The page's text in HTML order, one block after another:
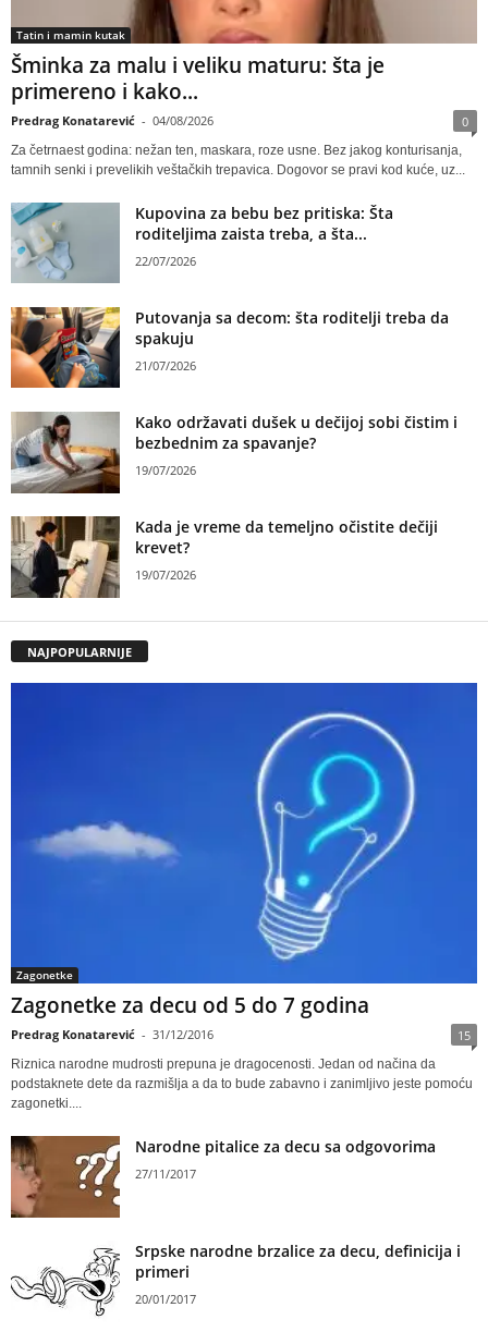
Tatin i mamin kutak
Šminka za malu i veliku maturu: šta je
primereno i kako...
Predrag Konatarević - 04/08/2026 0
Za četrnaest godina: nežan ten, maskara, roze usne. Bez jakog konturisanja,
tamnih senki i prevelikih veštačkih trepavica. Dogovor se pravi kod kuće, uz...
Kupovina za bebu bez pritiska: Šta
roditeljima zaista treba, a šta...
22/07/2026
Putovanja sa decom: šta roditelji treba da
spakuju
21/07/2026
Kako održavati dušek u dečijoj sobi čistim i
bezbednim za spavanje?
19/07/2026
Kada je vreme da temeljno očistite dečiji
krevet?
19/07/2026
NAJPOPULARNIJE
Zagonetke
Zagonetke za decu od 5 do 7 godina
Predrag Konatarević - 31/12/2016 15
Riznica narodne mudrosti prepuna je dragocenosti. Jedan od načina da
podstaknete dete da razmišlja a da to bude zabavno i zanimljivo jeste pomoću
zagonetki....
Narodne pitalice za decu sa odgovorima
27/11/2017
Srpske narodne brzalice za decu, definicija i
primeri
20/01/2017